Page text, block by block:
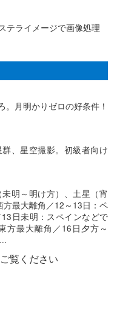
テライメージで画像処理
月明かりゼロの好条件！
、星空撮影。初級者向け
明～明け方）、土星（宵
方最大離角／12～13日：ペ
日未明：スペインなどで
方最大離角／16日夕方～
覧ください